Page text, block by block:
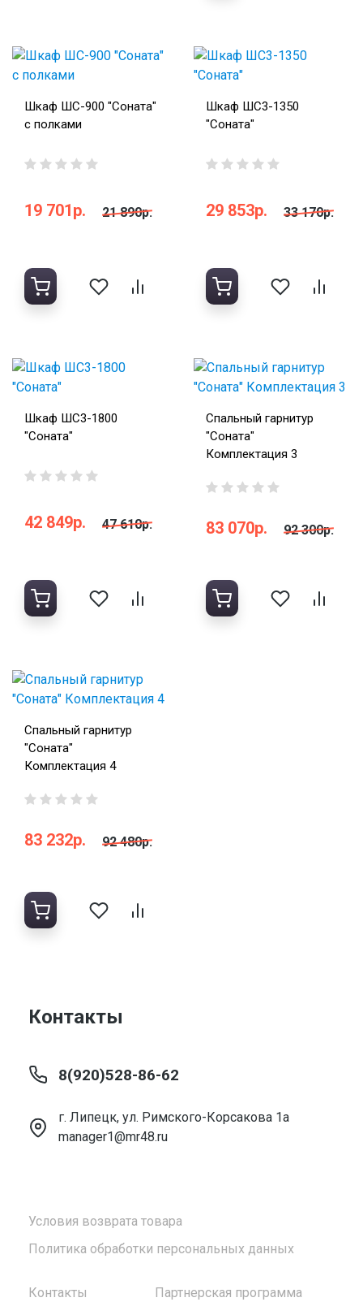
Шкаф ШС-900 "Соната"
с полками
19 701р. 21 890р.
Шкаф ШС3-1350
"Соната"
29 853р. 33 170р.
Шкаф ШС3-1800
"Соната"
42 849р. 47 610р.
Спальный гарнитур
"Соната"
Комплектация 3
83 070р. 92 300р.
Спальный гарнитур
"Соната"
Комплектация 4
83 232р. 92 480р.
Условия возврата товара
Политика обработки персональных данных
Контакты Партнерская программа
Контакты
8(920)528-86-62
г. Липецк, ул. Римского-Корсакова 1а
manager1@mr48.ru